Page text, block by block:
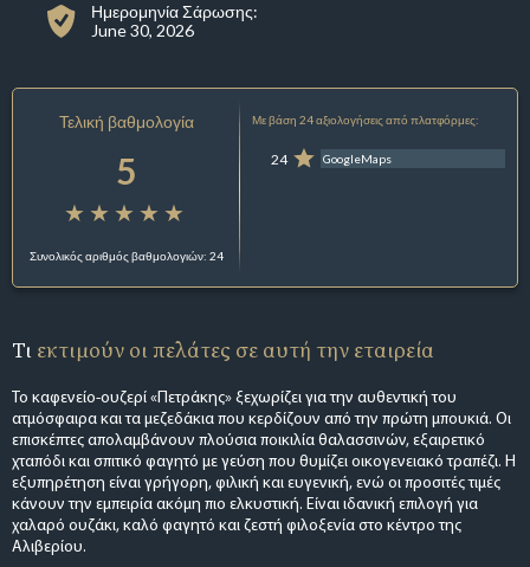
Ημερομηνία Σάρωσης:
June 30, 2026
Τελική βαθμολογία
5
Συνολικός αριθμός βαθμολογιών: 24
Με βάση 24 αξιολογήσεις από πλατφόρμες:
24 GoogleMaps
Τι εκτιμούν οι πελάτες σε αυτή την εταιρεία
Το καφενείο-ουζερί «Πετράκης» ξεχωρίζει για την αυθεντική του
ατμόσφαιρα και τα μεζεδάκια που κερδίζουν από την πρώτη μπουκιά. Οι
επισκέπτες απολαμβάνουν πλούσια ποικιλία θαλασσινών, εξαιρετικό
χταπόδι και σπιτικό φαγητό με γεύση που θυμίζει οικογενειακό τραπέζι. Η
εξυπηρέτηση είναι γρήγορη, φιλική και ευγενική, ενώ οι προσιτές τιμές
κάνουν την εμπειρία ακόμη πιο ελκυστική. Είναι ιδανική επιλογή για
χαλαρό ουζάκι, καλό φαγητό και ζεστή φιλοξενία στο κέντρο της
Αλιβερίου.